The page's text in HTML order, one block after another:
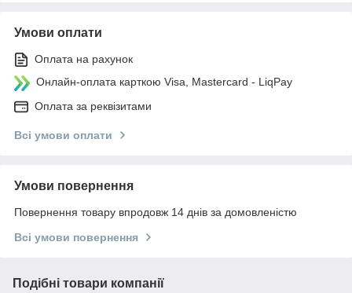
Умови оплати
Оплата на рахунок
Онлайн-оплата карткою Visa, Mastercard - LiqPay
Оплата за реквізитами
Всі умови оплати
Умови повернення
Повернення товару впродовж 14 днів за домовленістю
Всі умови повернення
Подібні товари компанії